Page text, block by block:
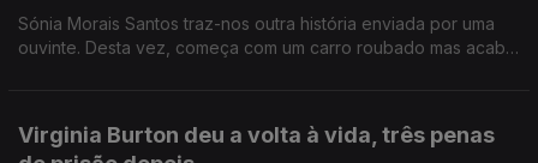
Sónia Morais Santos traz-nos outra história enviada por uma
ouvinte. Desta vez, começa com um carro roubado mas acaba
Virginia Burton deu a volta à vida, três penas